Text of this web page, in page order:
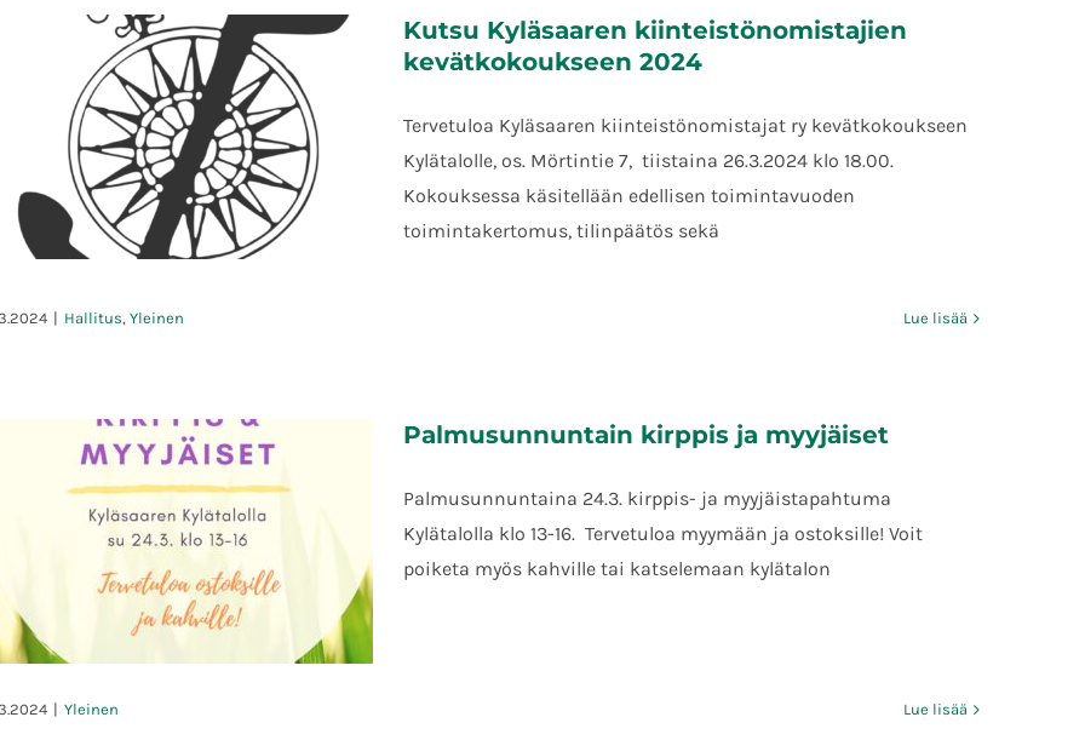
Kino Kyläsaari: Pelle Hermanni ja
hyponotisoija – to 4.4. klo 17.30
kiinteistönomistajien
kevätkokoukseen 2024
Kutsu Kyläsaaren kiinteistönomistajien
kevätkokoukseen 2024
Tervetuloa Kyläsaaren kiinteistönomistajat ry kevätkokoukseen
Kylätalolle, os. Mörtintie 7, tiistaina 26.3.2024 klo 18.00.
Kokouksessa käsitellään edellisen toimintavuoden
toimintakertomus, tilinpäätös sekä
| Hallitus,Yleinen Lue lisää
Palmusunnuntain kirppis ja myyjäiset
Palmusunnuntaina 24.3. kirppis- ja myyjäistapahtuma
Kylätalolla klo 13-16. Tervetuloa myymään ja ostoksille! Voit
poiketa myös kahville tai katselemaan kylätalon
| Yleinen Lue lisää